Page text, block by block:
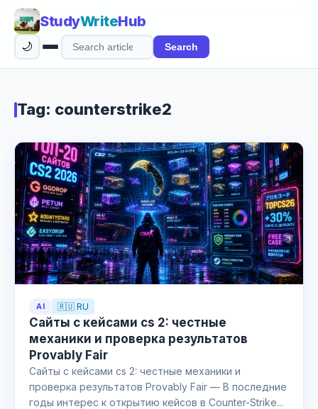
StudyWriteHub
Search
articles
Search
🌙
Tag: counterstrike2
AI 🇷🇺 RU
Сайты с кейсами cs 2: честные
механики и проверка результатов
Provably Fair
Сайты с кейсами cs 2: честные механики и
проверка результатов Provably Fair — В последние
годы интерес к открытию кейсов в Counter-Strike...